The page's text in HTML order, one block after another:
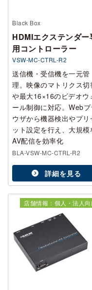
Black Box
HDMIエクステンダー
用コントローラー
VSW-MC-CTRL-R2
送信機・受信機を一元管
理。映像のマトリクス切
や最大16×16のビデオウ
ール制御に対応。Webブ
ウザから機器検出やプリ
ット設定を行え、大規模
AV配信を効率化
BLA-VSW-MC-CTRL-R2
詳細を見る
店舗情報：個人・法人向